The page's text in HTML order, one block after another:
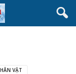
VẬT